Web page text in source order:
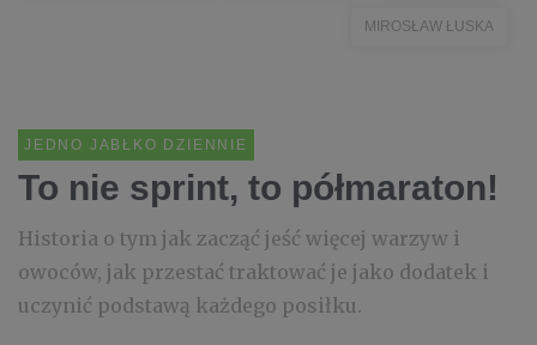
MIROSŁAW ŁUSKA
JEDNO JABŁKO DZIENNIE
To nie sprint, to półmaraton!
Historia o tym jak zacząć jeść więcej warzyw i
owoców, jak przestać traktować je jako dodatek i
uczynić podstawą każdego posiłku.